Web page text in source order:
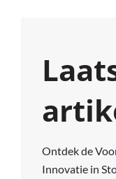
Ontdek de
Innovatie in